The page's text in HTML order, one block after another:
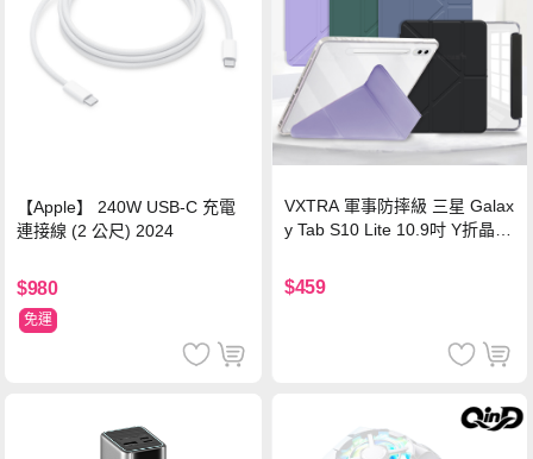
【Apple】 240W USB-C 充電
連接線 (2 公尺) 2024
$980
免運
VXTRA 軍事防摔級 三星 Galax
y Tab S10 Lite 10.9吋 Y折晶透
$459